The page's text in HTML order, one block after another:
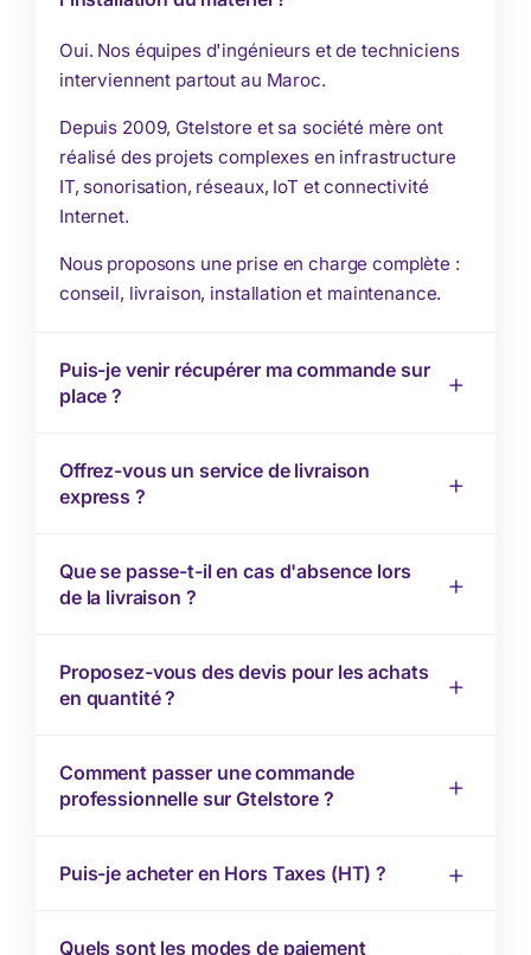
Oui. Nos équipes d'ingénieurs et de techniciens
interviennent partout au Maroc.
Depuis 2009, Gtelstore et sa société mère ont
réalisé des projets complexes en infrastructure
IT, sonorisation, réseaux, IoT et connectivité
Internet.
Nous proposons une prise en charge complète :
conseil, livraison, installation et maintenance.
Puis-je venir récupérer ma commande sur
place ?
Offrez-vous un service de livraison
express ?
Que se passe-t-il en cas d'absence lors
de la livraison ?
Proposez-vous des devis pour les achats
en quantité ?
Comment passer une commande
professionnelle sur Gtelstore ?
Puis-je acheter en Hors Taxes (HT) ?
Quels sont les modes de paiement